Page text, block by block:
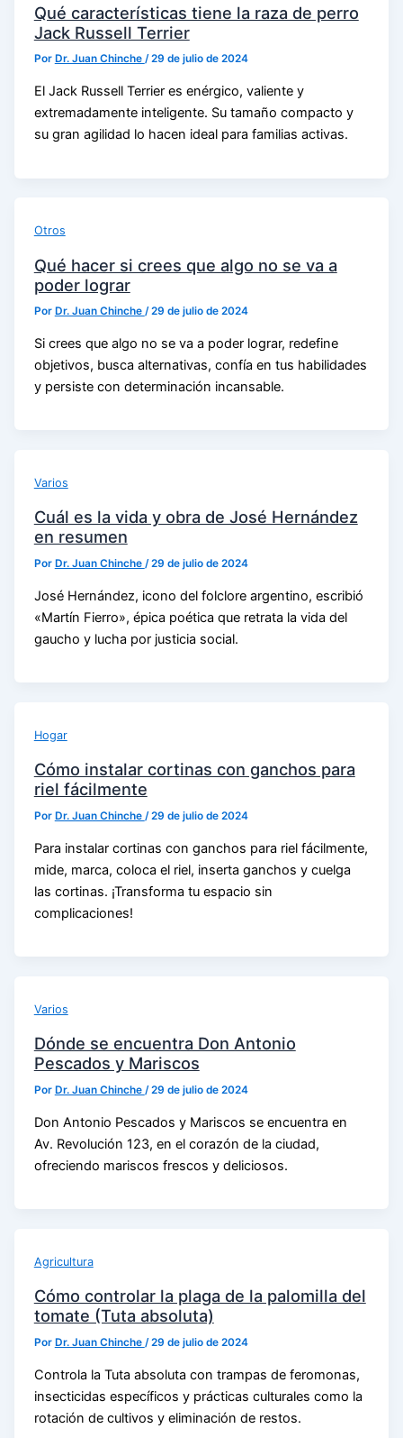
Qué características tiene la raza de perro
Jack Russell Terrier
Por Dr. Juan Chinche /29 de julio de 2024
El Jack Russell Terrier es enérgico, valiente y
extremadamente inteligente. Su tamaño compacto y
su gran agilidad lo hacen ideal para familias activas.
Otros
Qué hacer si crees que algo no se va a
poder lograr
Por Dr. Juan Chinche /29 de julio de 2024
Si crees que algo no se va a poder lograr, redefine
objetivos, busca alternativas, confía en tus habilidades
y persiste con determinación incansable.
Varios
Cuál es la vida y obra de José Hernández
en resumen
Por Dr. Juan Chinche /29 de julio de 2024
José Hernández, icono del folclore argentino, escribió
«Martín Fierro», épica poética que retrata la vida del
gaucho y lucha por justicia social.
Hogar
Cómo instalar cortinas con ganchos para
riel fácilmente
Por Dr. Juan Chinche /29 de julio de 2024
Para instalar cortinas con ganchos para riel fácilmente,
mide, marca, coloca el riel, inserta ganchos y cuelga
las cortinas. ¡Transforma tu espacio sin
complicaciones!
Varios
Dónde se encuentra Don Antonio
Pescados y Mariscos
Por Dr. Juan Chinche /29 de julio de 2024
Don Antonio Pescados y Mariscos se encuentra en
Av. Revolución 123, en el corazón de la ciudad,
ofreciendo mariscos frescos y deliciosos.
Agricultura
Cómo controlar la plaga de la palomilla del
tomate (Tuta absoluta)
Por Dr. Juan Chinche /29 de julio de 2024
Controla la Tuta absoluta con trampas de feromonas,
insecticidas específicos y prácticas culturales como la
rotación de cultivos y eliminación de restos.